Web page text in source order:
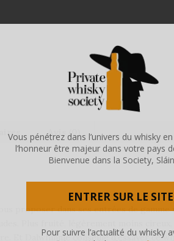
Avis (0)
proposer dans ses entrées de gamme
Plus fruité, légèrement moins cireux,
Et Dalwhinnie conseille d’essayer ce
Vous pénétrez dans l’univers du whisky
l’honneur être majeur dans votre pays
Bienvenue dans la Society,
ENTRER SUR LE SITE
Pour suivre l’actualité du whisky